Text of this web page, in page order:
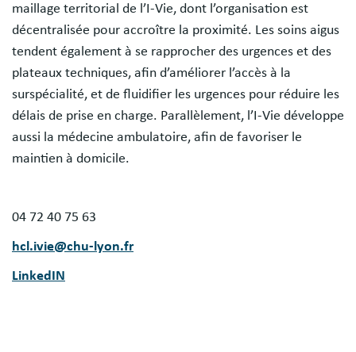
maillage territorial de l’I-Vie, dont l’organisation est
décentralisée pour accroître la proximité. Les soins aigus
tendent également à se rapprocher des urgences et des
plateaux techniques, afin d’améliorer l’accès à la
surspécialité, et de fluidifier les urgences pour réduire les
délais de prise en charge. Parallèlement, l’I-Vie développe
aussi la médecine ambulatoire, afin de favoriser le
maintien à domicile.
04 72 40 75 63
hcl.ivie@chu-lyon.fr
LinkedIN